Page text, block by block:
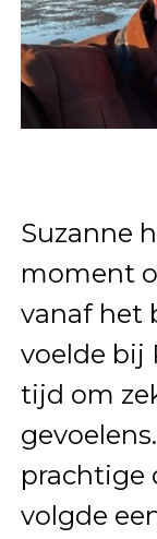
Suzanne
moment
vanaf het
voelde bij
tijd om
prachtige
volgde